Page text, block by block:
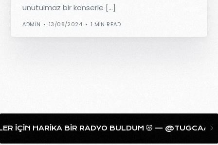
unutulmaz bir konserle […]
ADMIN 13/08/2024 1 MIN READ
BIR RADYO BULDUM 😻 — @TUGCAAHANIM